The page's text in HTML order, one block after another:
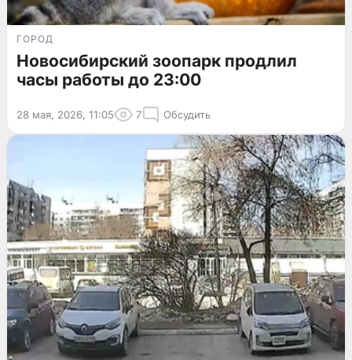
ГОРОД
Новосибирский зоопарк продлил
часы работы до 23:00
28 мая, 2026, 11:05 7 Обсудить